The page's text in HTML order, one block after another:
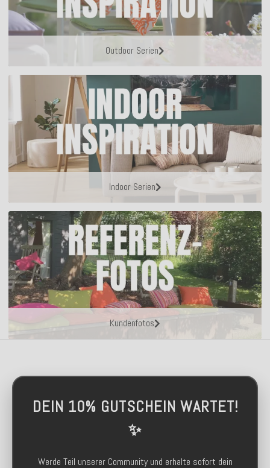
Outdoor Serien
Indoor Serien
Kundenfotos
DEIN 10% GUTSCHEIN WARTET!
✨
Werde Teil unserer Community und erhalte sofort dein